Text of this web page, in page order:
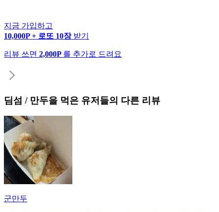
지금 가입하고
10,000P + 로또 10장 받기
리뷰 쓰면 2,000P 를 추가로 드려요
딤섬 / 만두을 먹은 유저들의 다른 리뷰
군만두